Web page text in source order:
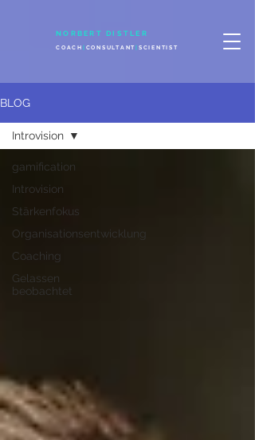
NORBERT DISTLER
COACH CONSULTANT SCIENTIST
BLOG
gamification
Introvision
Stärkenfokus
Organisationsentwicklung
Coaching
Gelassen
beobachtet
Introvision